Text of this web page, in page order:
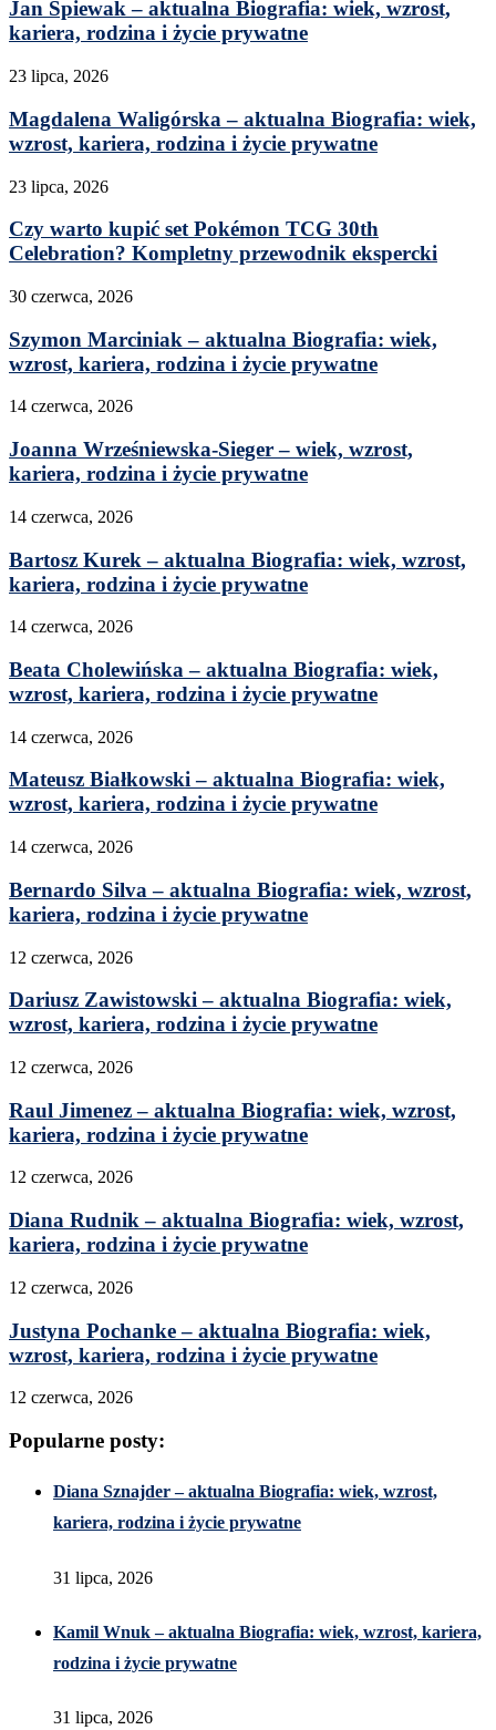
Jan Śpiewak – aktualna Biografia: wiek, wzrost,
kariera, rodzina i życie prywatne
23 lipca, 2026
Magdalena Waligórska – aktualna Biografia: wiek,
wzrost, kariera, rodzina i życie prywatne
23 lipca, 2026
Czy warto kupić set Pokémon TCG 30th
Celebration? Kompletny przewodnik ekspercki
30 czerwca, 2026
Szymon Marciniak – aktualna Biografia: wiek,
wzrost, kariera, rodzina i życie prywatne
14 czerwca, 2026
Joanna Wrześniewska-Sieger – wiek, wzrost,
kariera, rodzina i życie prywatne
14 czerwca, 2026
Bartosz Kurek – aktualna Biografia: wiek, wzrost,
kariera, rodzina i życie prywatne
14 czerwca, 2026
Beata Cholewińska – aktualna Biografia: wiek,
wzrost, kariera, rodzina i życie prywatne
14 czerwca, 2026
Mateusz Białkowski – aktualna Biografia: wiek,
wzrost, kariera, rodzina i życie prywatne
14 czerwca, 2026
Bernardo Silva – aktualna Biografia: wiek, wzrost,
kariera, rodzina i życie prywatne
12 czerwca, 2026
Dariusz Zawistowski – aktualna Biografia: wiek,
wzrost, kariera, rodzina i życie prywatne
12 czerwca, 2026
Raul Jimenez – aktualna Biografia: wiek, wzrost,
kariera, rodzina i życie prywatne
12 czerwca, 2026
Diana Rudnik – aktualna Biografia: wiek, wzrost,
kariera, rodzina i życie prywatne
12 czerwca, 2026
Justyna Pochanke – aktualna Biografia: wiek,
wzrost, kariera, rodzina i życie prywatne
12 czerwca, 2026
Popularne posty:
Diana Sznajder – aktualna Biografia: wiek, wzrost,
kariera, rodzina i życie prywatne
31 lipca, 2026
Kamil Wnuk – aktualna Biografia: wiek, wzrost, kariera,
rodzina i życie prywatne
31 lipca, 2026